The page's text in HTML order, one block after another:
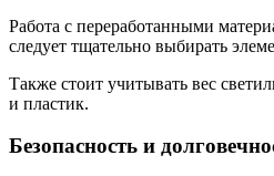
Работа с переработанными
следует тщательно выбирать
Также стоит учитывать вес
и пластик.
Безопасность и